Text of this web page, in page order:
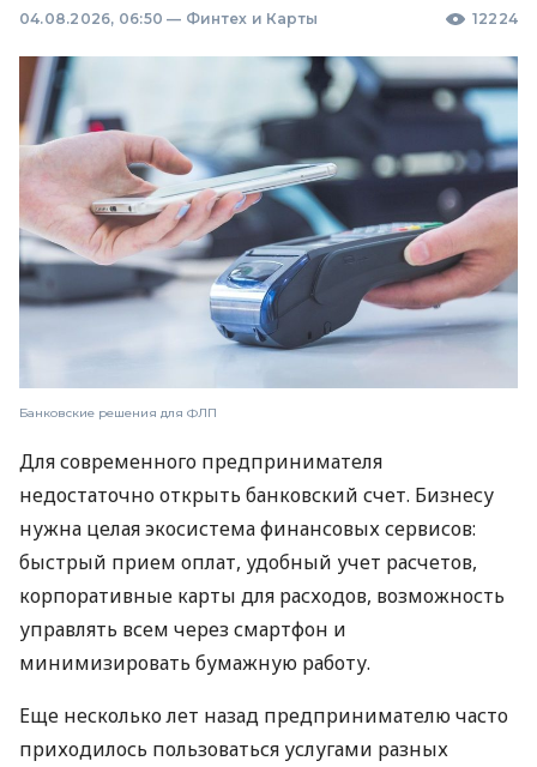
04.08.2026, 06:50 — Финтех и Карты 12224
Банковские решения для ФЛП
Для современного предпринимателя
недостаточно открыть банковский счет. Бизнесу
нужна целая экосистема финансовых сервисов:
быстрый прием оплат, удобный учет расчетов,
корпоративные карты для расходов, возможность
управлять всем через смартфон и
минимизировать бумажную работу.
Еще несколько лет назад предпринимателю часто
приходилось пользоваться услугами разных